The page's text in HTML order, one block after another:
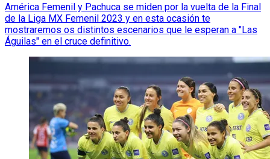
América Femenil y Pachuca se miden por la vuelta de la Final
de la Liga MX Femenil 2023 y en esta ocasión te
mostraremos os distintos escenarios que le esperan a "Las
Águilas" en el cruce definitivo.